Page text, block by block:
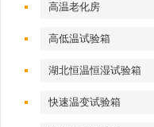
高温老化房
高低温试验箱
湖北恒温恒湿试验箱
快速温变试验箱